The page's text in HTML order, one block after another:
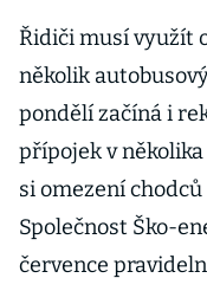
Řidiči musí využít
několik
pondělí začíná i
přípojek v
si omezení
Společnost Ško-
července